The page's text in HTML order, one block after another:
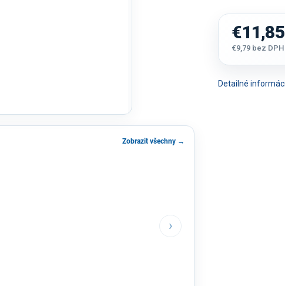
Zobrazit všechny →
›
Detailné
€11,85
€9,79 bez DPH